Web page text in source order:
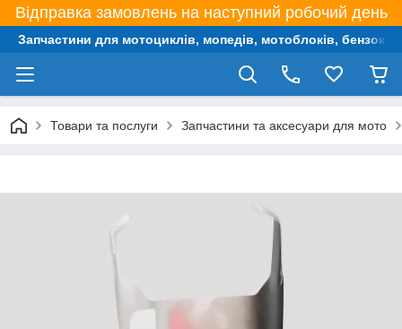
Відправка замовлень на наступний робочий день
Запчастини для мотоциклів, мопедів, мотоблоків,
Товари та послуги Запчастини та аксесуари для мото